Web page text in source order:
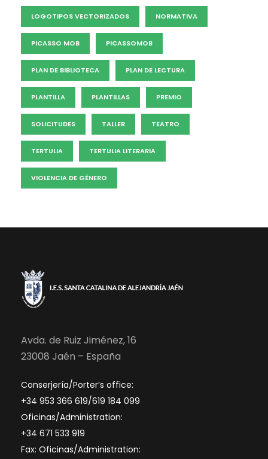
LOGOTIPOS VECTORIZADOS NORMATIVA
PICASSO MOB PICASSOMOB
PLAN DE BIBLIOTECA PLAN DE LECTURA
PLANTILLA PLANTILLAS PREMIO
SOLICITUDES TALLER TEATRO
TERTULIA TERTULIA LITERARIA
VIOLENCIA DE GÉNERO
Avda. de Ruiz Jiménez, 16
23008 Jaén – España
Conserjería/Porter’s office:
+34 953 366 619/619 184 099
Oficinas/Administration:
+34 671 533 919
Fax: Oficinas/Administration: